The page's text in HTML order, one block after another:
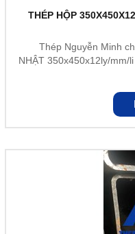
THÉP HỘP
Thép Nguyễn Minh
NHẬT 350x450x12ly/mm/